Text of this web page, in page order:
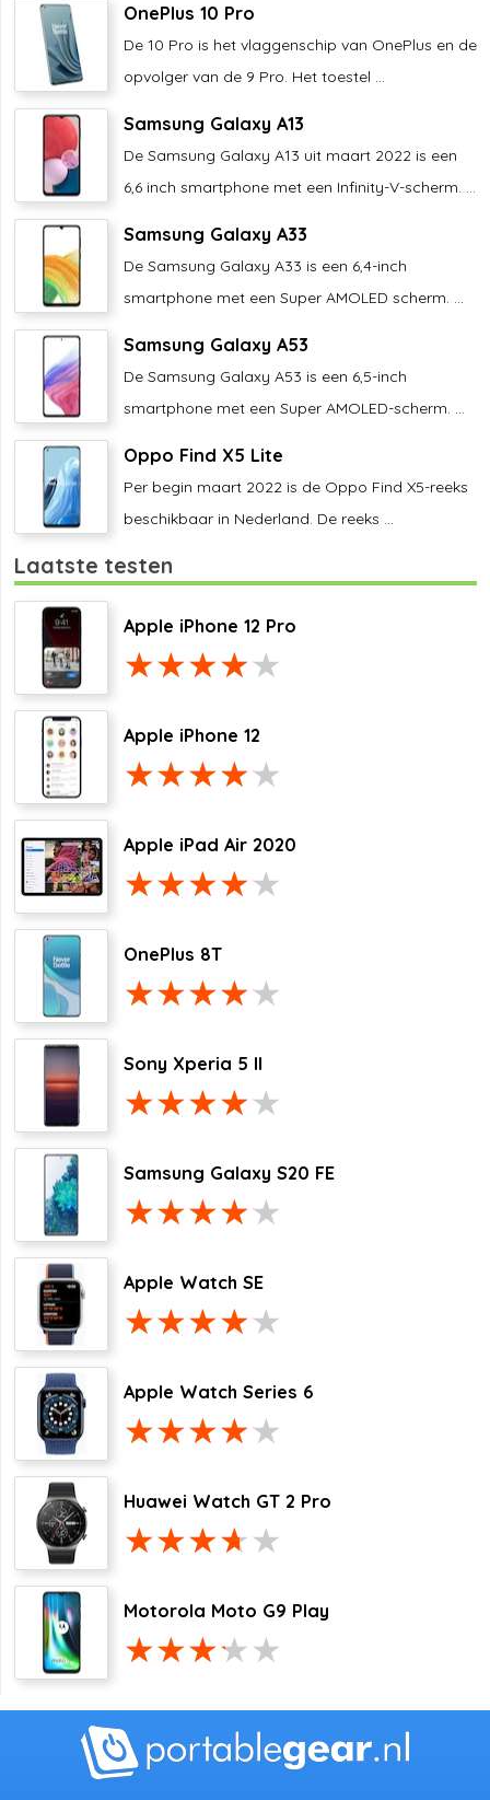
OnePlus 10 Pro
De 10 Pro is het vlaggenschip van OnePlus en de
opvolger van de 9 Pro. Het toestel ...
Samsung Galaxy A13
De Samsung Galaxy A13 uit maart 2022 is een
6,6 inch smartphone met een Infinity-V-scherm. ...
Samsung Galaxy A33
De Samsung Galaxy A33 is een 6,4-inch
smartphone met een Super AMOLED scherm. ...
Samsung Galaxy A53
De Samsung Galaxy A53 is een 6,5-inch
smartphone met een Super AMOLED-scherm. ...
Oppo Find X5 Lite
Per begin maart 2022 is de Oppo Find X5-reeks
beschikbaar in Nederland. De reeks ...
Laatste testen
Apple iPhone 12 Pro
Apple iPhone 12
Apple iPad Air 2020
OnePlus 8T
Sony Xperia 5 II
Samsung Galaxy S20 FE
Apple Watch SE
Apple Watch Series 6
Huawei Watch GT 2 Pro
Motorola Moto G9 Play